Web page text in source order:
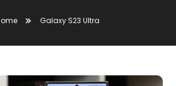
Galaxy S23 Ultra